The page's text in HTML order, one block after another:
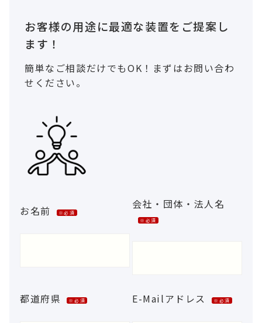
お客様の用途に最適な装置をご提案し
ます！
簡単なご相談だけでもOK！まずはお問い合わ
せください。
お名前 ※必須
会社・団体・法人名
※必須
都道府県 ※必須 E-Mailアドレス ※必須